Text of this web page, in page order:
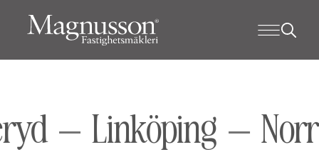
Linköping